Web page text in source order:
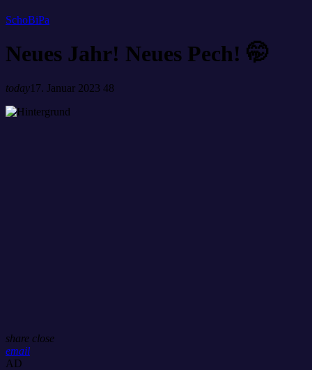
SchoBiPa
Neues Jahr! Neues Pech! 🤭
today17. Januar 2023 48
share close
email
AD